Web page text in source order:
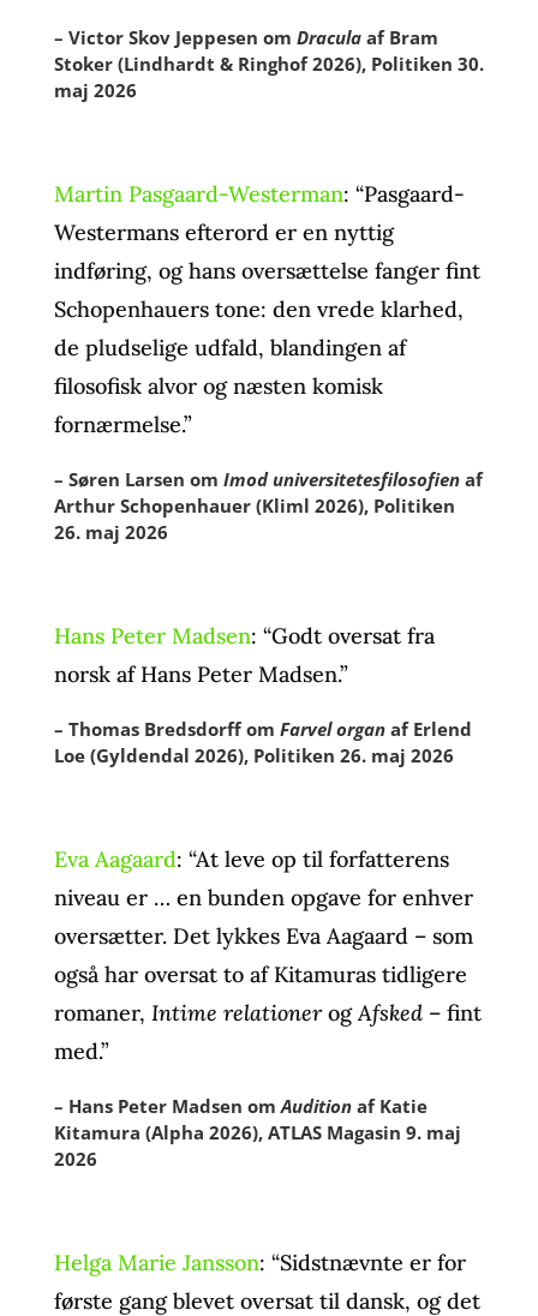
– Victor Skov Jeppesen om Dracula af Bram
Stoker (Lindhardt & Ringhof 2026), Politiken 30.
maj 2026
Martin Pasgaard-Westerman: “Pasgaard-
Westermans efterord er en nyttig
indføring, og hans oversættelse fanger fint
Schopenhauers tone: den vrede klarhed,
de pludselige udfald, blandingen af
filosofisk alvor og næsten komisk
fornærmelse.”
– Søren Larsen om Imod universitetesfilosofienaf
Arthur Schopenhauer (Kliml 2026), Politiken
26. maj 2026
Hans Peter Madsen: “Godt oversat fra
norsk af Hans Peter Madsen.”
– Thomas Bredsdorff om Farvel organaf Erlend
Loe (Gyldendal 2026), Politiken 26. maj 2026
Eva Aagaard: “At leve op til forfatterens
niveau er … en bunden opgave for enhver
oversætter. Det lykkes Eva Aagaard – som
også har oversat to af Kitamuras tidligere
romaner, Intime relationerogAfsked– fint
med.”
– Hans Peter Madsen omAuditionaf Katie
Kitamura (Alpha 2026), ATLAS Magasin 9. maj
2026
Helga Marie Jansson: “Sidstnævnte er for
første gang blevet oversat til dansk, og det